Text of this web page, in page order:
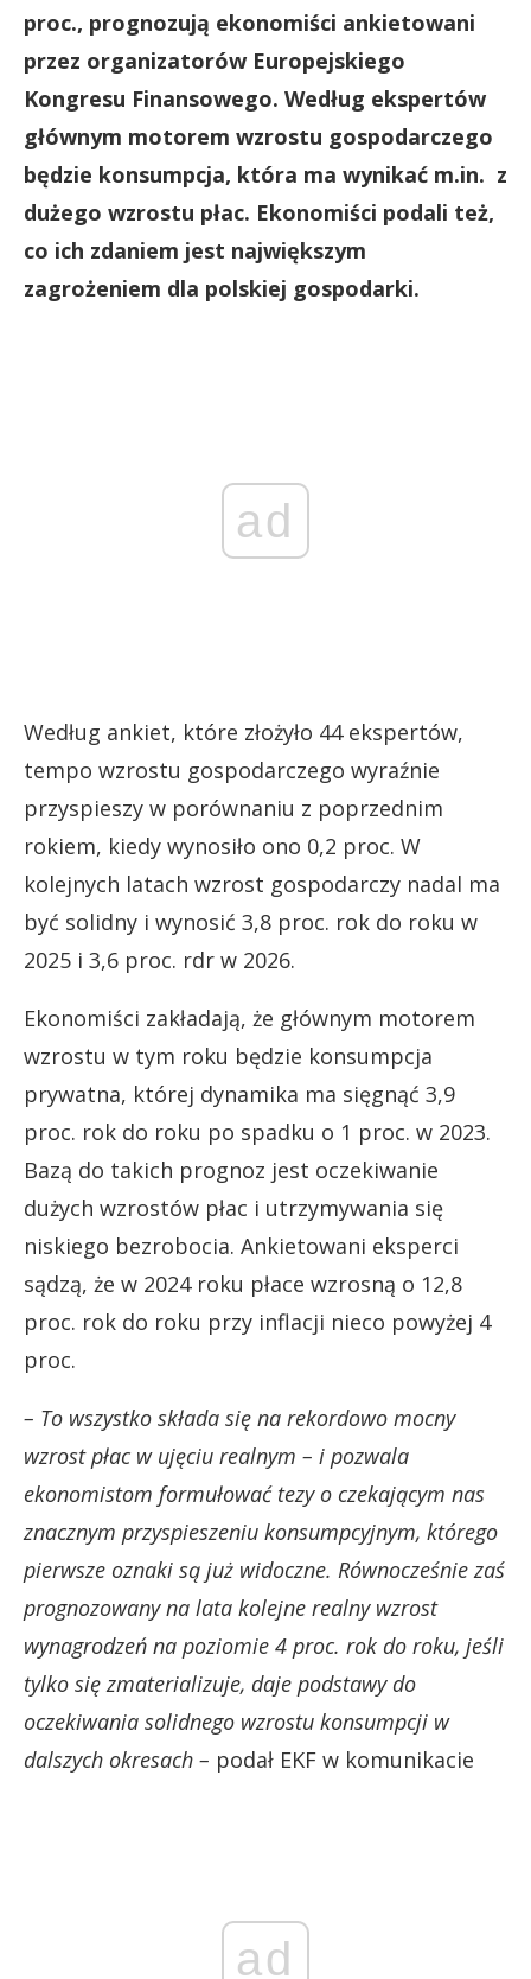
proc., prognozują ekonomiści ankietowani
przez organizatorów Europejskiego
Kongresu Finansowego. Według ekspertów
głównym motorem wzrostu gospodarczego
będzie konsumpcja, która ma wynikać m.in. z
dużego wzrostu płac. Ekonomiści podali też,
co ich zdaniem jest największym
zagrożeniem dla polskiej gospodarki.
ad
Według ankiet, które złożyło 44 ekspertów,
tempo wzrostu gospodarczego wyraźnie
przyspieszy w porównaniu z poprzednim
rokiem, kiedy wynosiło ono 0,2 proc. W
kolejnych latach wzrost gospodarczy nadal ma
być solidny i wynosić 3,8 proc. rok do roku w
2025 i 3,6 proc. rdr w 2026.
Ekonomiści zakładają, że głównym motorem
wzrostu w tym roku będzie konsumpcja
prywatna, której dynamika ma sięgnąć 3,9
proc. rok do roku po spadku o 1 proc. w 2023.
Bazą do takich prognoz jest oczekiwanie
dużych wzrostów płac i utrzymywania się
niskiego bezrobocia. Ankietowani eksperci
sądzą, że w 2024 roku płace wzrosną o 12,8
proc. rok do roku przy inflacji nieco powyżej 4
proc.
– To wszystko składa się na rekordowo mocny
wzrost płac w ujęciu realnym – i pozwala
ekonomistom formułować tezy o czekającym nas
znacznym przyspieszeniu konsumpcyjnym, którego
pierwsze oznaki są już widoczne. Równocześnie zaś
prognozowany na lata kolejne realny wzrost
wynagrodzeń na poziomie 4 proc. rok do roku, jeśli
tylko się zmaterializuje, daje podstawy do
oczekiwania solidnego wzrostu konsumpcji w
dalszych okresach – podał EKF w komunikacie
ad